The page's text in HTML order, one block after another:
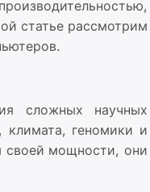
статье рассмотрим
сложных научных
геномики и
своей мощности, они